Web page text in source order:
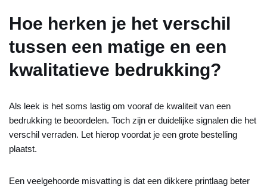
Hoe herken je het verschil
tussen een matige en een
kwalitatieve bedrukking?
Als leek is het soms lastig om vooraf de kwaliteit van een
bedrukking te beoordelen. Toch zijn er duidelijke signalen die het
verschil verraden. Let hierop voordat je een grote bestelling
plaatst.
Een veelgehoorde misvatting is dat een dikkere printlaag beter